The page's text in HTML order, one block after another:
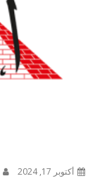
أكتوبر 17, 2024